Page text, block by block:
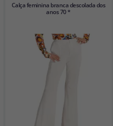
Calça feminina branca descolada dos
anos 70 *